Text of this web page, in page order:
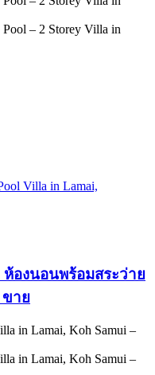
องนอนพร้อมสระว่าย
ขาย